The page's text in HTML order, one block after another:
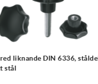
Trekantsvred